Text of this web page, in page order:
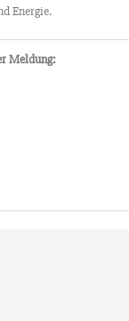
Energie.
Meldung: